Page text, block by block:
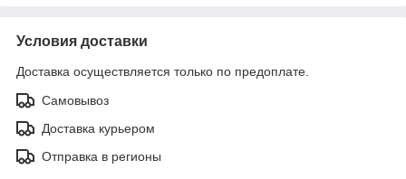
Условия доставки
Доставка осуществляется только по предоплате.
Самовывоз
Доставка курьером
Отправка в регионы